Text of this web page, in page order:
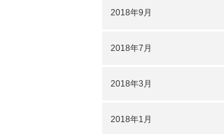
2018年9月
2018年7月
2018年3月
2018年1月